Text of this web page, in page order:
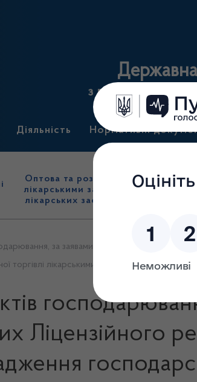
з лікарських
Діяльність Нормативні
Оптова та роздрібна торгівля
лікарськими засобами, імпорт
лікарських засобів (крім АФІ)
за заявами яких 11.02.2025
торгівлі лікарськими засобами
Ліцензійного